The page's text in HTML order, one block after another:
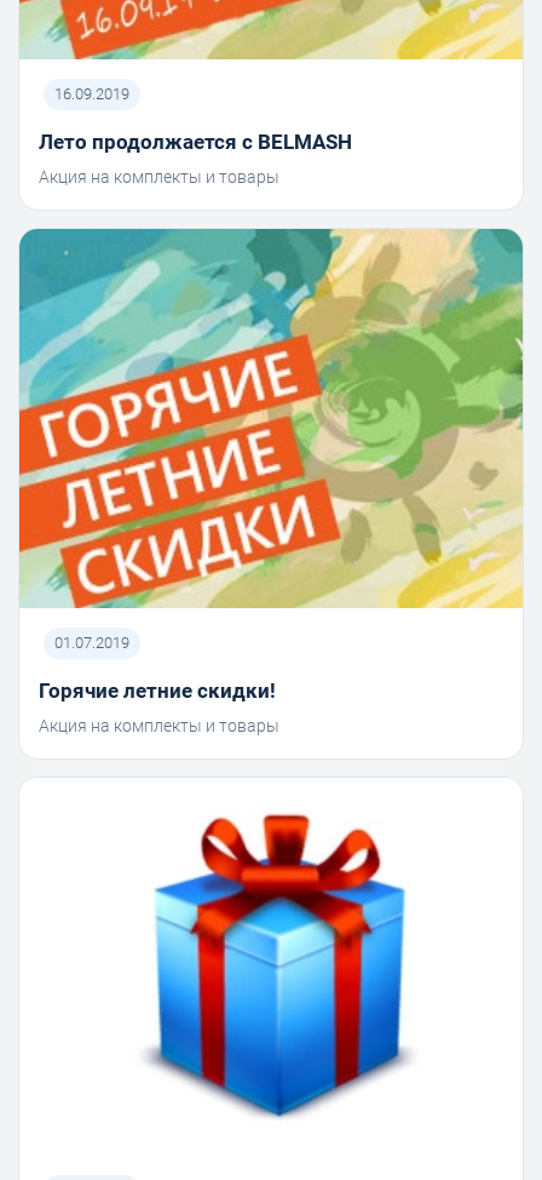
16.09.2019
Лето продолжается с BELMASH
Акция на комплекты и товары
01.07.2019
Горячие летние скидки!
Акция на комплекты и товары